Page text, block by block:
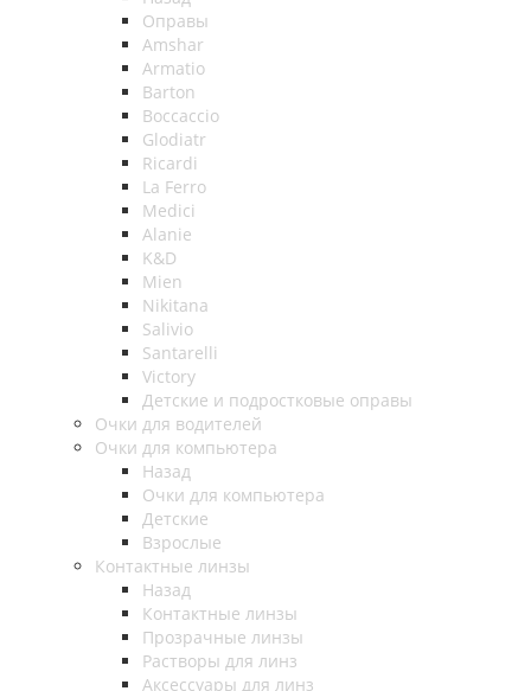
Оправы
Amshar
Armatio
Barton
Boccaccio
Glodiatr
Ricardi
La Ferro
Medici
Alanie
K&D
Mien
Nikitana
Salivio
Santarelli
Victory
Детские и подростковые оправы
Очки для водителей
Очки для компьютера
Назад
Очки для компьютера
Детские
Взрослые
Контактные линзы
Назад
Контактные линзы
Прозрачные линзы
Растворы для линз
Аксессуары для линз